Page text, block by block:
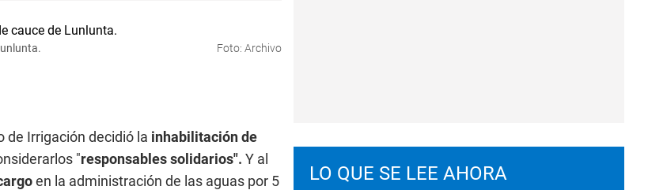
Foto: Archivo
de Irrigación decidió la inhabilitación de
"responsables solidarios". Y al
en la administración de las aguas por 5
LO QUE SE LEE AHORA